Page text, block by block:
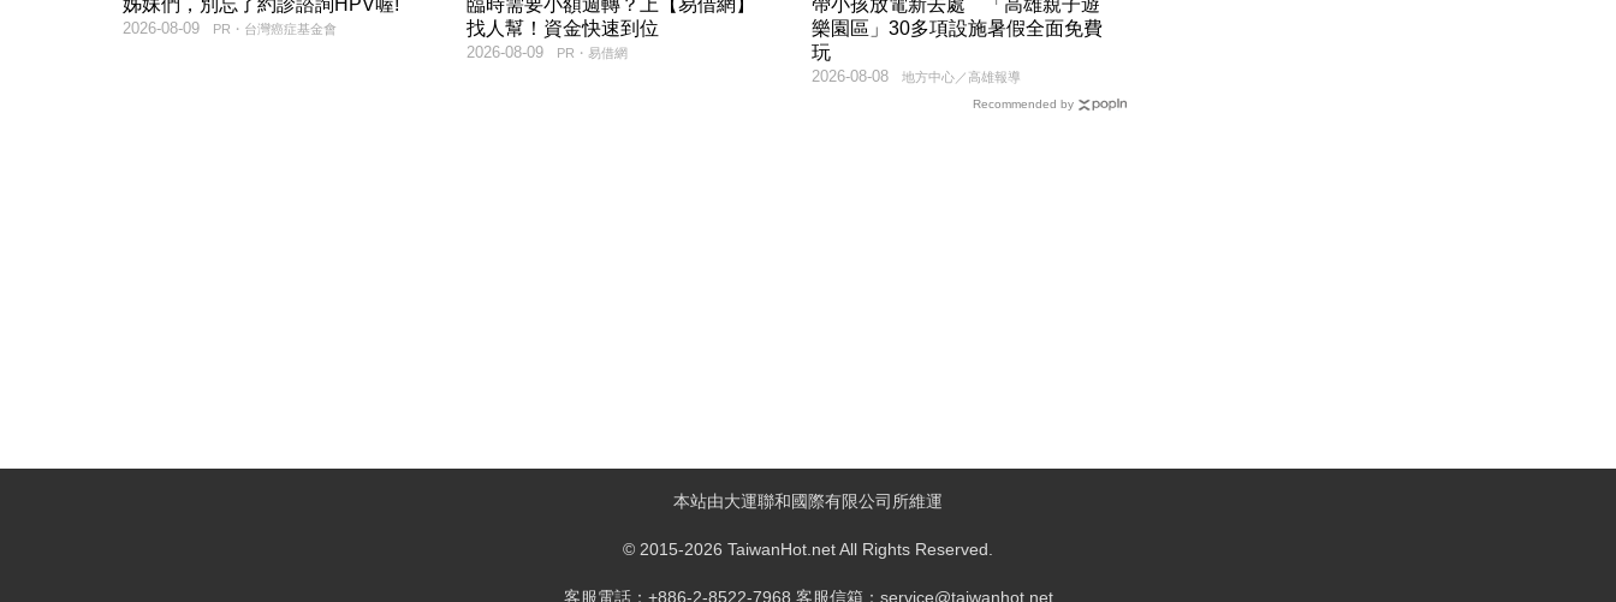
PR・台灣癌症基金會
2026-08-09
找人幫！資金快速到位
PR・易借網
2026-08-09
樂園區」30多項設施暑假全面免費
玩
地方中心／高雄報導
2026-08-08
Recommended by
本站由大運聯和國際有限公司所維運
© 2015-2026 TaiwanHot.net All Rights Reserved.
客服電話：+886-2-8522-7968 客服信箱：service@taiwanhot.net